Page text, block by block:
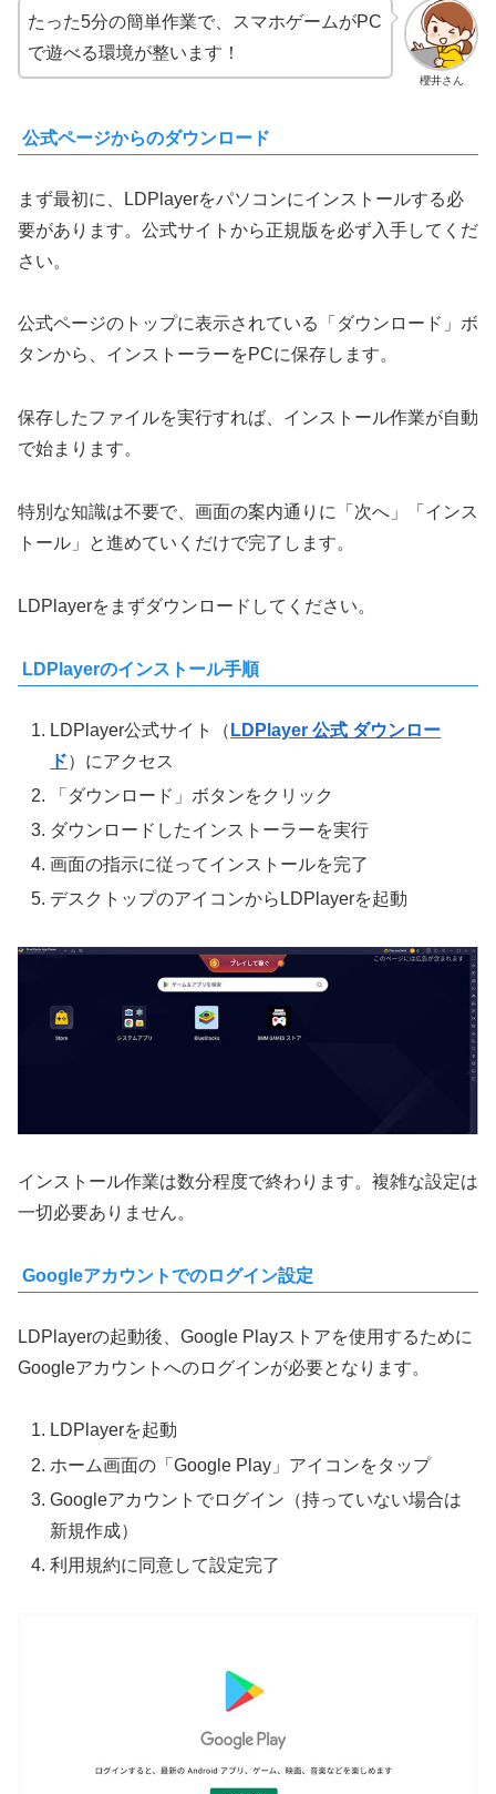
櫻井さん
たった5分の簡単作業で、スマホゲームがPC
で遊べる環境が整います！
公式ページからのダウンロード
まず最初に、LDPlayerをパソコンにインストールする必
要があります。公式サイトから正規版を必ず入手してくだ
さい。
公式ページのトップに表示されている「ダウンロード」ボ
タンから、インストーラーをPCに保存します。
保存したファイルを実行すれば、インストール作業が自動
で始まります。
特別な知識は不要で、画面の案内通りに「次へ」「インス
トール」と進めていくだけで完了します。
LDPlayerをまずダウンロードしてください。
LDPlayerのインストール手順
LDPlayer公式サイト（ LDPlayer 公式 ダウンロー
ド）にアクセス
「ダウンロード」ボタンをクリック
ダウンロードしたインストーラーを実行
画面の指示に従ってインストールを完了
デスクトップのアイコンからLDPlayerを起動
インストール作業は数分程度で終わります。複雑な設定は
一切必要ありません。
Googleアカウントでのログイン設定
LDPlayerの起動後、Google Playストアを使用するために
Googleアカウントへのログインが必要となります。
LDPlayerを起動
ホーム画面の「Google Play」アイコンをタップ
Googleアカウントでログイン（持っていない場合は
新規作成）
利用規約に同意して設定完了